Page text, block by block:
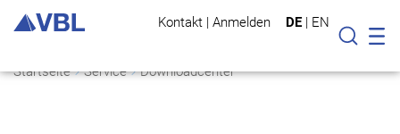
Kontakt | Anmelden DE | EN
Suche
Startseite Service Downloadcenter